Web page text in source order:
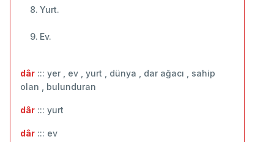
Yurt.
Ev.
dâr ::: yer , ev , yurt , dünya , dar ağacı , sahip
olan , bulunduran
dâr ::: ‬yurt
dâr ::: ev